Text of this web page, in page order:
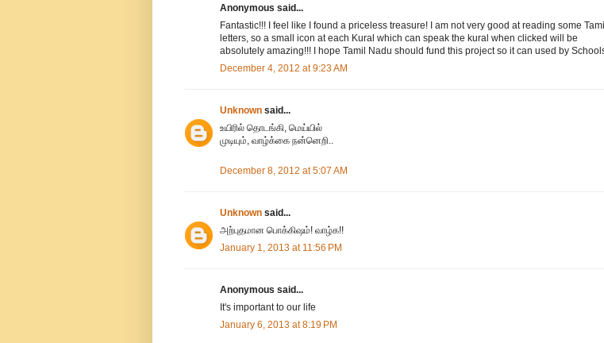
Anonymous said...
Fantastic!!! I feel like I found a priceless treasure! I am not very good at reading some
letters, so a small icon at each Kural which can speak the kural when clicked will be
absolutely amazing!!! I hope Tamil Nadu should fund this project so it can used by
December 4, 2012 at 9:23 AM
Unknown said...
உயிரில் தொடங்கி, மெய்யில்
முடியும், வாழ்க்கை நன்னெறி..
December 8, 2012 at 5:07 AM
Unknown said...
அற்புதமான பொக்கிஷம்! வாழ்க!!
January 1, 2013 at 11:56 PM
Anonymous said...
It's important to our life
January 6, 2013 at 8:19 PM